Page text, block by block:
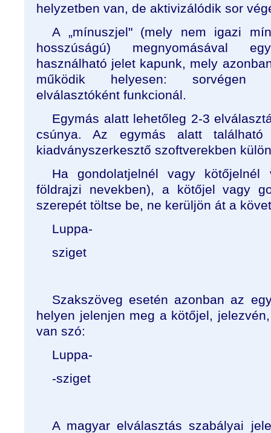
helyzetben van, de aktivizálódik sor
A „mínuszjel" (mely nem igazi
hosszúságú) megnyomásával
használható jelet kapunk, mely
működik helyesen: sorvégen
elválasztóként funkcionál.
Egymás alatt lehetőleg 2-3
csúnya. Az egymás alatt
kiadványszerkesztő szoftverekben
Ha gondolatjelnél vagy
földrajzi nevekben), a kötőjel vagy
szerepét töltse be, ne kerüljön át a
Luppa-
sziget
Szakszöveg esetén azonban az
helyen jelenjen meg a kötőjel,
van szó:
Luppa-
-sziget
A magyar elválasztás szabályai